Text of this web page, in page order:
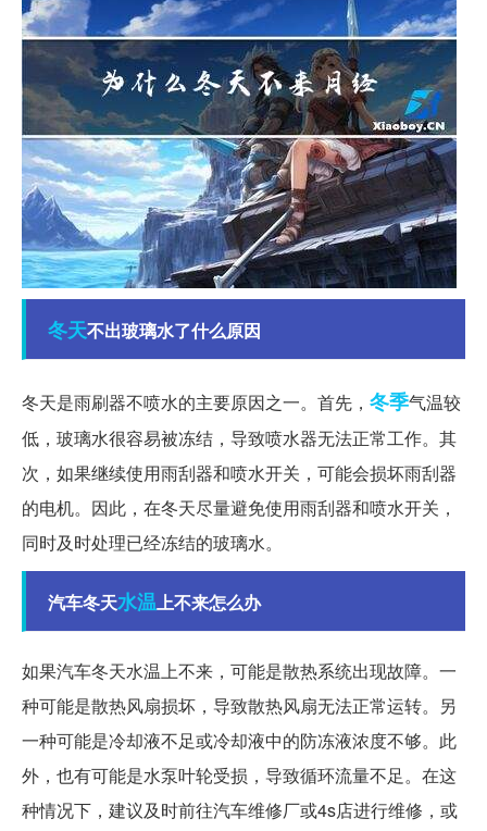
冬天不出玻璃水了什么原因
冬天是雨刷器不喷水的主要原因之一。首先， 冬季气温较
低，玻璃水很容易被冻结，导致喷水器无法正常工作。其
次，如果继续使用雨刮器和喷水开关，可能会损坏雨刮器
的电机。因此，在冬天尽量避免使用雨刮器和喷水开关，
同时及时处理已经冻结的玻璃水。
汽车冬天水温上不来怎么办
如果汽车冬天水温上不来，可能是散热系统出现故障。一
种可能是散热风扇损坏，导致散热风扇无法正常运转。另
一种可能是冷却液不足或冷却液中的防冻液浓度不够。此
外，也有可能是水泵叶轮受损，导致循环流量不足。在这
种情况下，建议及时前往汽车维修厂或4s店进行维修，或